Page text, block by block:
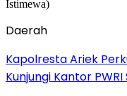
Daerah
Kapolresta Ariek
Kunjungi Kantor